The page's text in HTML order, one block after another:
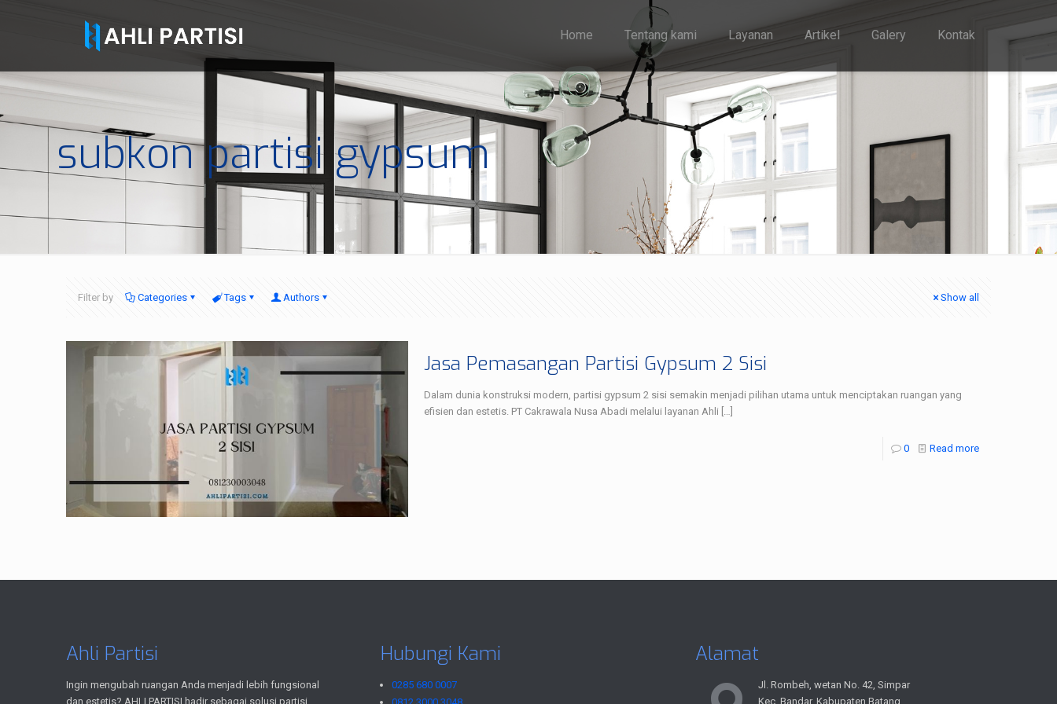
Home Tentang kami Layanan Artikel Galery Kontak
subkon partisi gypsum
Filter by Categories Tags Authors Show all
Jasa Pemasangan Partisi Gypsum 2 Sisi
Dalam dunia konstruksi modern, partisi gypsum 2 sisi semakin menjadi pilihan utama untuk menciptakan ruangan yang
efisien dan estetis. PT Cakrawala Nusa Abadi melalui layanan Ahli […]
0 Read more
Ahli Partisi
Ingin mengubah ruangan Anda menjadi lebih fungsional
dan estetis? AHLI PARTISI hadir sebagai solusi partisi
Hubungi Kami
0285 680 0007
Alamat
Jl. Rombeh, wetan No. 42, Simpar
Kec. Bandar, Kabupaten Batang